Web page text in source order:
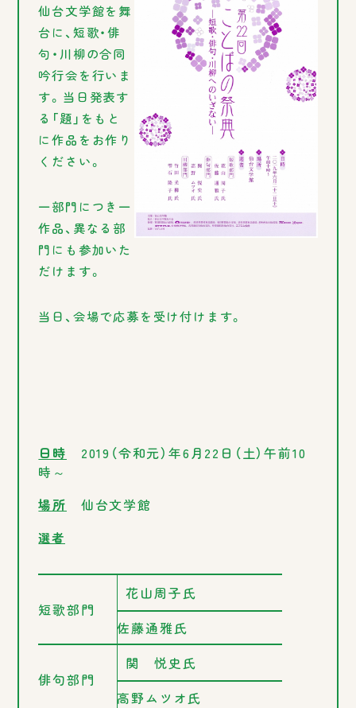
仙台文学館を舞
台に、短歌・俳
句・川柳の合同
吟行会を行いま
す。当日発表す
る「題」をもと
に作品をお作り
ください。
一部門につき一
作品、異なる部
門にも参加いた
だけます。
当日、会場で応募を受け付けます。
日時 2019（令和元）年6月22日（土）午前10
時～
場所 仙台文学館
選者
短歌部門
花山周子氏
佐藤通雅氏
俳句部門
関 悦史氏
高野ムツオ氏